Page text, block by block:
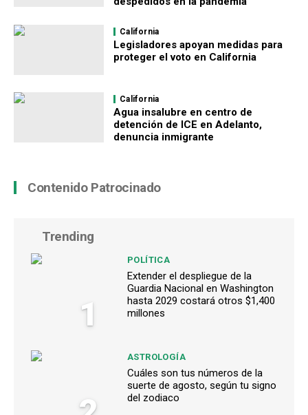
California
Legisladores apoyan medidas para
proteger el voto en California
California
Agua insalubre en centro de
detención de ICE en Adelanto,
denuncia inmigrante
Contenido Patrocinado
Trending
1
POLÍTICA
Extender el despliegue de la
Guardia Nacional en Washington
hasta 2029 costará otros $1,400
millones
ASTROLOGÍA
Cuáles son tus números de la
suerte de agosto, según tu signo
del zodiaco